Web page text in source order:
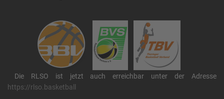
Die RLSO ist jetzt auch erreichbar unter der Adresse
https://rlso.basketball